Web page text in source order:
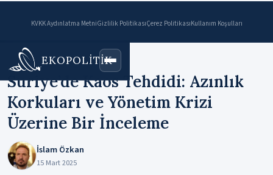
EKOPOLİTİK
Ana Sayfa Makaleler
Suriye’de Kaos Tehdidi: Azınlık
Korkuları ve Yönetim Krizi
Üzerine Bir İnceleme
İslam Özkan
15 Mart 2025
KVKK Aydınlatma MetniGizlilik PolitikasıÇerez PolitikasıKullanım Koşulları